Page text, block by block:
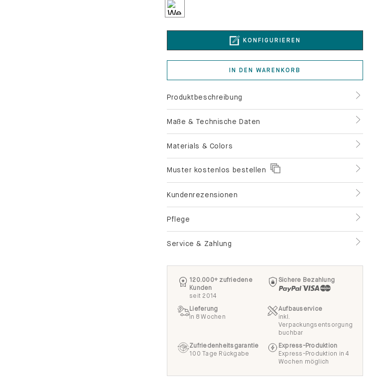
KONFIGURIEREN
IN DEN WARENKORB
Produktbeschreibung
Maße & Technische Daten
Materials & Colors
Muster kostenlos bestellen
Kundenrezensionen
Pflege
Service & Zahlung
120.000+ zufriedene
Kunden
seit 2014
Sichere Bezahlung
Lieferung
in 8 Wochen
Aufbauservice
inkl.
Verpackungsentsorgung
buchbar
Zufriedenheitsgarantie
100 Tage Rückgabe
Express-Produktion
Express-Produktion in 4
Wochen möglich